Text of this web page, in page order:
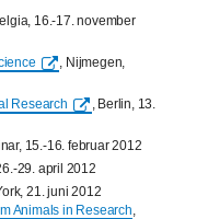
16.-17. november
, Nijmegen,
Research
, Berlin, 13.
15.-16. februar 2012
29. april 2012
21. juni 2012
Animals in Research,